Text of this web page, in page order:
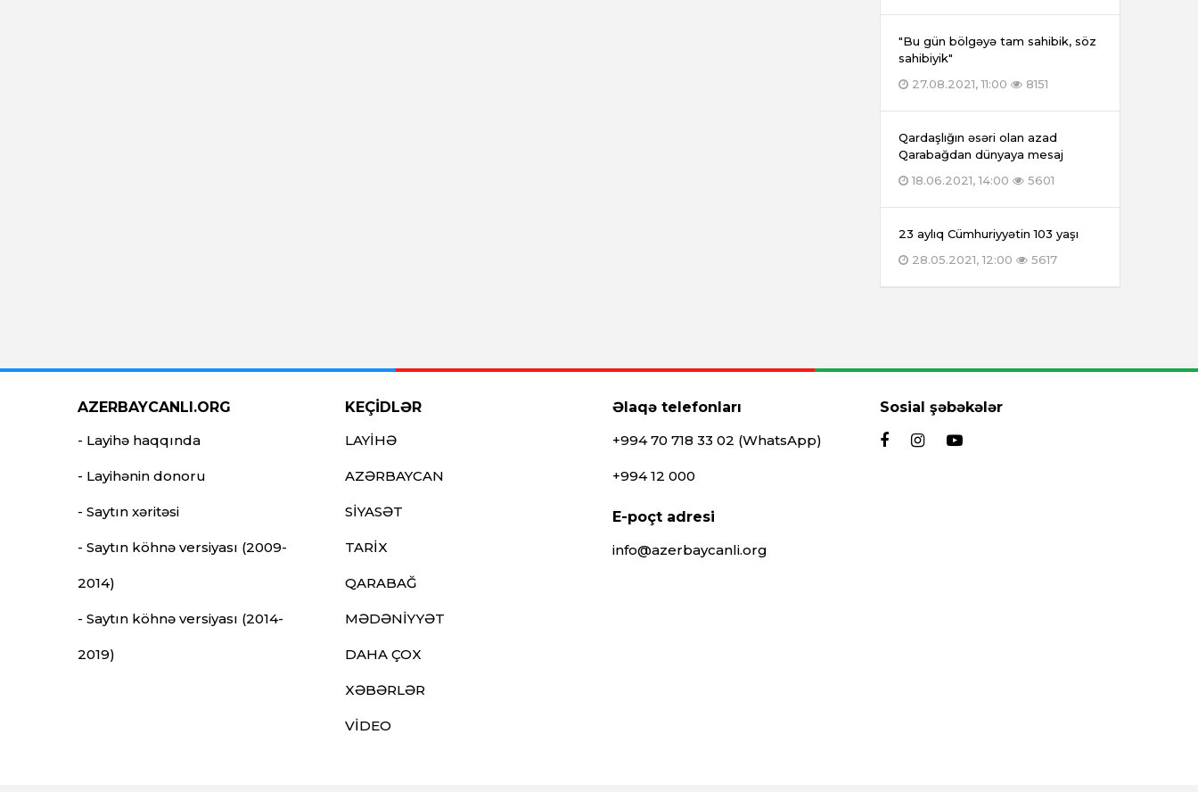
"Bu gün bölgəyə tam sahibik, söz
sahibiyik"
27.08.2021, 11:00
8151
Qardaşlığın əsəri olan azad
Qarabağdan dünyaya mesaj
18.06.2021, 14:00
5601
23 aylıq Cümhuriyyətin 103 yaşı
28.05.2021, 12:00
5617
AZERBAYCANLI.ORG
- Layihə haqqında
- Layihənin donoru
- Saytın xəritəsi
- Saytın köhnə versiyası (2009-
2014)
- Saytın köhnə versiyası (2014-
2019)
KEÇİDLƏR
LAYİHƏ
AZƏRBAYCAN
SİYASƏT
TARİX
QARABAĞ
MƏDƏNİYYƏT
DAHA ÇOX
XƏBƏRLƏR
VİDEO
Əlaqə telefonları
+994 70 718 33 02 (WhatsApp)
+994 12 000
E-poçt adresi
info@azerbaycanli.org
Sosial şəbəkələr